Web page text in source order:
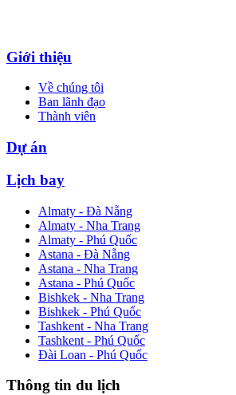
Giới thiệu
Về chúng tôi
Ban lãnh đạo
Thành viên
Dự án
Lịch bay
Almaty - Đà Nẵng
Almaty - Nha Trang
Almaty - Phú Quốc
Astana - Đà Nẵng
Astana - Nha Trang
Astana - Phú Quốc
Bishkek - Nha Trang
Bishkek - Phú Quốc
Tashkent - Nha Trang
Tashkent - Phú Quốc
Đài Loan - Phú Quốc
Thông tin du lịch